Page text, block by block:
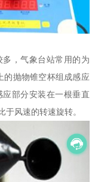
，气象台站常用的为
的抛物锥空杯组成感应
部分安装在一根垂直
风速的转速旋转。